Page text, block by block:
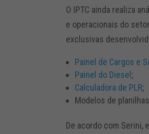
O IPTC ainda realiza
e operacionais do
exclusivas
Painel de Cargos e
Painel do Diesel;
Calculadora de PLR;
Modelos de
De acordo com Serini,